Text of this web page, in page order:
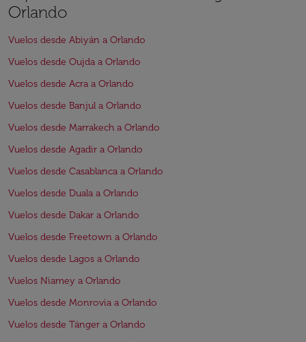
Orlando
Vuelos desde Abiyán a Orlando
Vuelos desde Oujda a Orlando
Vuelos desde Acra a Orlando
Vuelos desde Banjul a Orlando
Vuelos desde Marrakech a Orlando
Vuelos desde Agadir a Orlando
Vuelos desde Casablanca a Orlando
Vuelos desde Duala a Orlando
Vuelos desde Dakar a Orlando
Vuelos desde Freetown a Orlando
Vuelos desde Lagos a Orlando
Vuelos Niamey a Orlando
Vuelos desde Monrovia a Orlando
Vuelos desde Tánger a Orlando